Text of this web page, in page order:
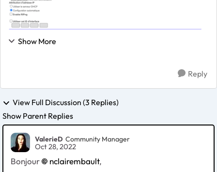
Show More
Reply
View Full Discussion (3 Replies)
Show Parent Replies
ValerieD Community Manager
Oct 28, 2022
Bonjour nclairembault,